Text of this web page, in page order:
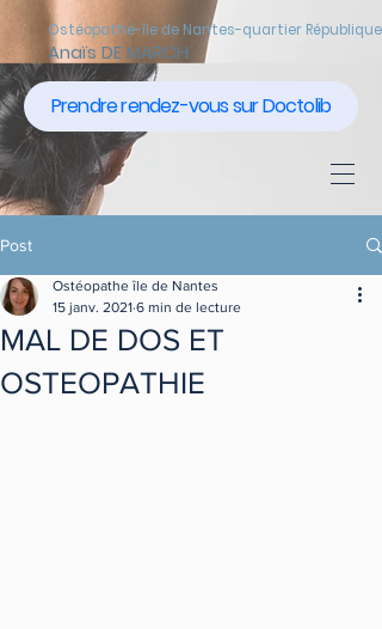
Anaïs DE MARCH
Ostéopathe-île de Nantes-quartier République
Prendre rendez-vous sur Doctolib
Post
MAL DE DOS ET
OSTEOPATHIE
Ostéopathe île de Nantes
15 janv. 2021 6 min de lecture